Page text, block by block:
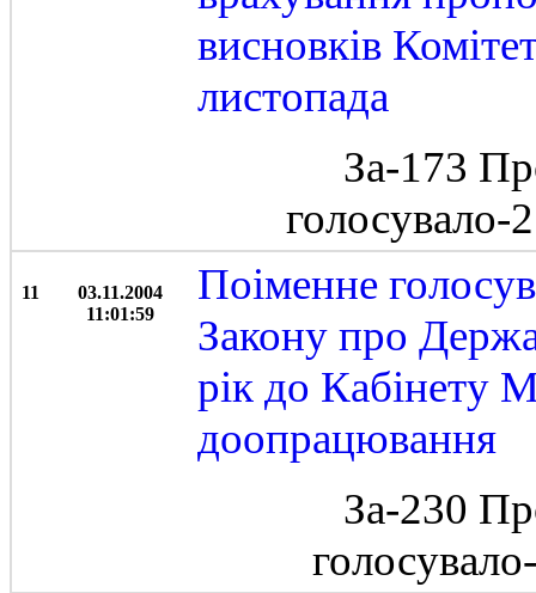
висновків
листопада
За-173
голосувало-
11
03.11.2004
11:01:59
Поіменне
Закону про
рік до Кабінету
доопрацювання
За-230